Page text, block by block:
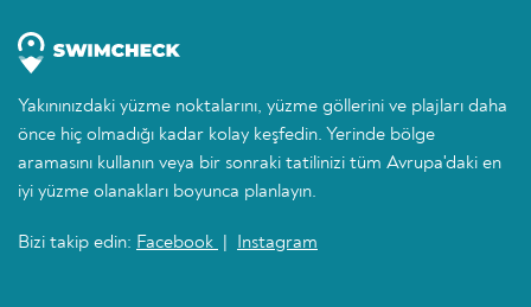
Yakınınızdaki yüzme noktalarını, yüzme göllerini ve plajları daha
önce hiç olmadığı kadar kolay keşfedin. Yerinde bölge
aramasını kullanın veya bir sonraki tatilinizi tüm Avrupa'daki en
iyi yüzme olanakları boyunca planlayın.
Bizi takip edin: Facebook Instagram